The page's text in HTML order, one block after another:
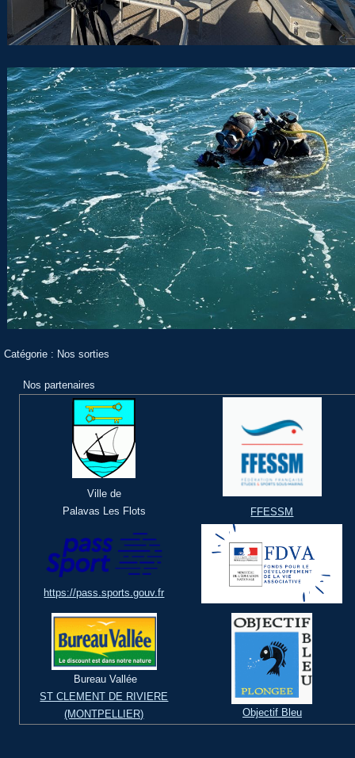
Catégorie : Nos sorties
Nos partenaires
Ville de
Palavas Les Flots
FFESSM
https://pass.sports.gouv.fr
Bureau Vallée
ST CLEMENT DE RIVIERE
(MONTPELLIER)
Objectif Bleu